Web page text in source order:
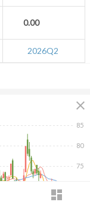
dashboard
登入
0.00
2026Q2
close
75
80
85